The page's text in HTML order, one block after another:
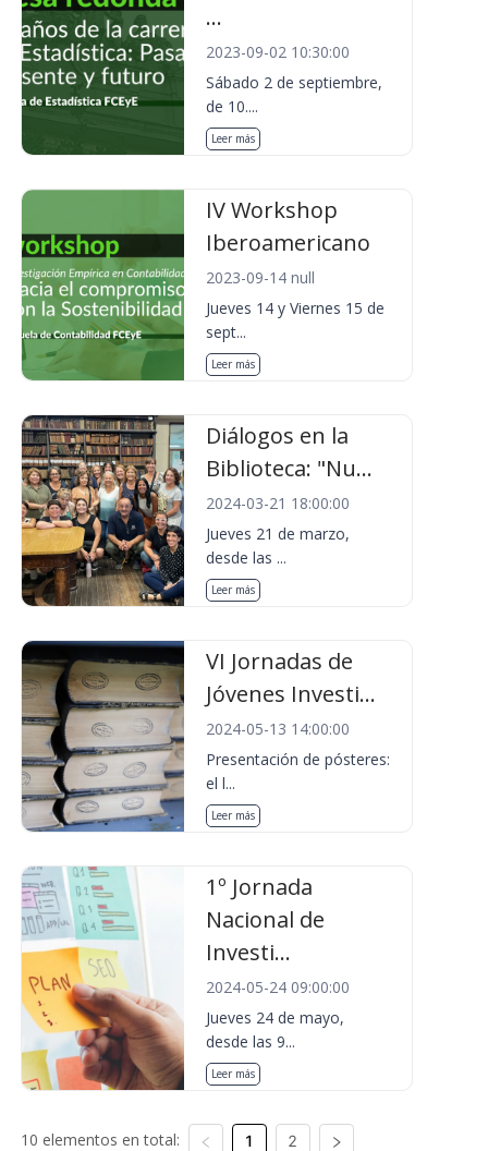
...
2023-09-02 10:30:00
Sábado 2 de septiembre,
de 10....
Leer más
IV Workshop
Iberoamericano
2023-09-14 null
Jueves 14 y Viernes 15 de
sept...
Leer más
Diálogos en la
Biblioteca: "Nu...
2024-03-21 18:00:00
Jueves 21 de marzo,
desde las ...
Leer más
VI Jornadas de
Jóvenes Investi...
2024-05-13 14:00:00
Presentación de pósteres:
el l...
Leer más
1º Jornada
Nacional de
Investi...
2024-05-24 09:00:00
Jueves 24 de mayo,
desde las 9...
Leer más
10 elementos en total: 1 2